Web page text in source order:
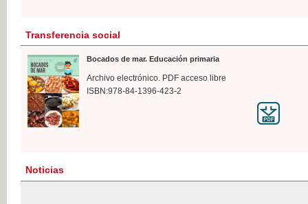
Transferencia social
Bocados de mar. Educación primaria
Archivo electrónico. PDF acceso libre
ISBN:978-84-1396-423-2
Noticias